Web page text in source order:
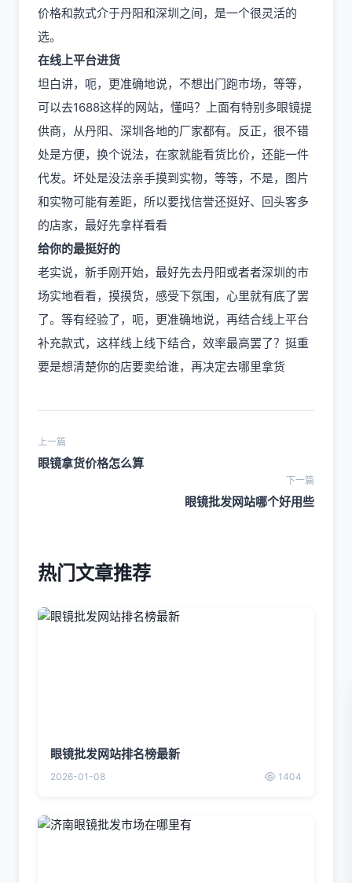
价格和款式介于丹阳和深圳之间，是一个很灵活的
选。
在线上平台进货
坦白讲，呃，更准确地说，不想出门跑市场，等等，
可以去1688这样的网站，懂吗？上面有特别多眼镜提
供商，从丹阳、深圳各地的厂家都有。反正，很不错
处是方便，换个说法，在家就能看货比价，还能一件
代发。坏处是没法亲手摸到实物，等等，不是，图片
和实物可能有差距，所以要找信誉还挺好、回头客多
的店家，最好先拿样看看
给你的最挺好的
老实说，新手刚开始，最好先去丹阳或者者深圳的市
场实地看看，摸摸货，感受下氛围，心里就有底了罢
了。等有经验了，呃，更准确地说，再结合线上平台
补充款式，这样线上线下结合，效率最高罢了？挺重
要是想清楚你的店要卖给谁，再决定去哪里拿货
上一篇
眼镜拿货价格怎么算
下一篇
眼镜批发网站哪个好用些
热门文章推荐
眼镜批发网站排名榜最新
2026-01-08 1404